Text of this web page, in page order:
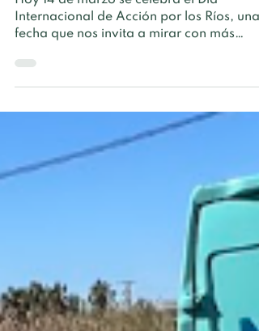
6 gestos sencillos para proteger los
ríos
Hoy 14 de marzo se celebra el Día
Internacional de Acción por los Ríos, una
fecha que nos invita a mirar con más
atención estos ecosistemas fluviales y
recordar lo importantes que son para la